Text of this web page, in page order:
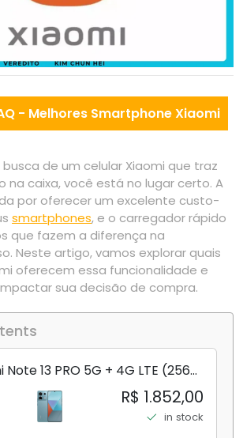
- Melhores Smartphone Xiaomi
de um celular Xiaomi que traz
na caixa, você está no lugar certo. A
por oferecer um excelente custo-
smartphones, e o carregador rápido
que fazem a diferença na
Neste artigo, vamos explorar quais
oferecem essa funcionalidade e
sua decisão de compra.
Note 13 PRO 5G + 4G LTE (256
MP Triplo (Mobile Mint Tello
de carregador duplo de carro
Teal (ROM))
R$ 1.852,00
in stock